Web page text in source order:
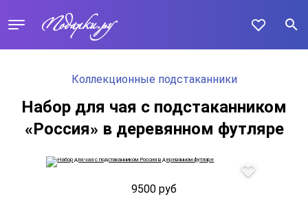
Коллекционные подстаканники
Набор для чая с подстаканником
«Россия» в деревянном футляре
9500 руб